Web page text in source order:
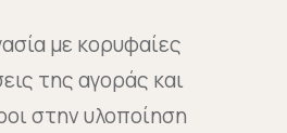
με κορυφαίες
της αγοράς και
στην υλοποίηση